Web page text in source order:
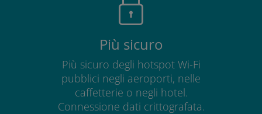
Più sicuro
Più sicuro degli hotspot Wi-Fi
pubblici negli aeroporti, nelle
caffetterie o negli hotel.
Connessione dati crittografata.